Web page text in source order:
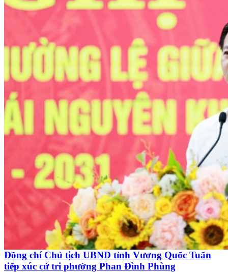
Đồng chí Chủ tịch UBND tỉnh Vương Quốc Tuấn
tiếp xúc cử tri phường Phan Đình Phùng